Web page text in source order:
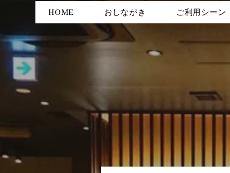
HOME おしながき ご利用シーン